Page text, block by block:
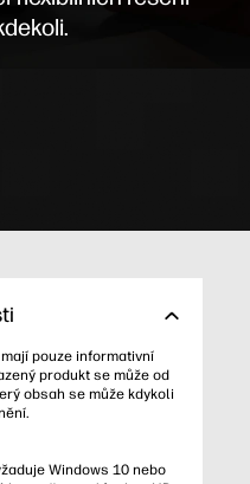
pouze informativní
produkt se může od
obsah se může kdykoli
Windows 10 nebo